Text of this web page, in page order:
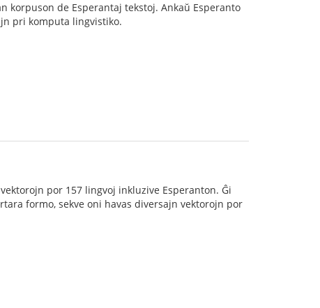
korpuson de Esperantaj tekstoj. Ankaŭ Esperanto
pri komputa lingvistiko.
por 157 lingvoj inkluzive Esperanton. Ĝi
formo, sekve oni havas diversajn vektorojn por